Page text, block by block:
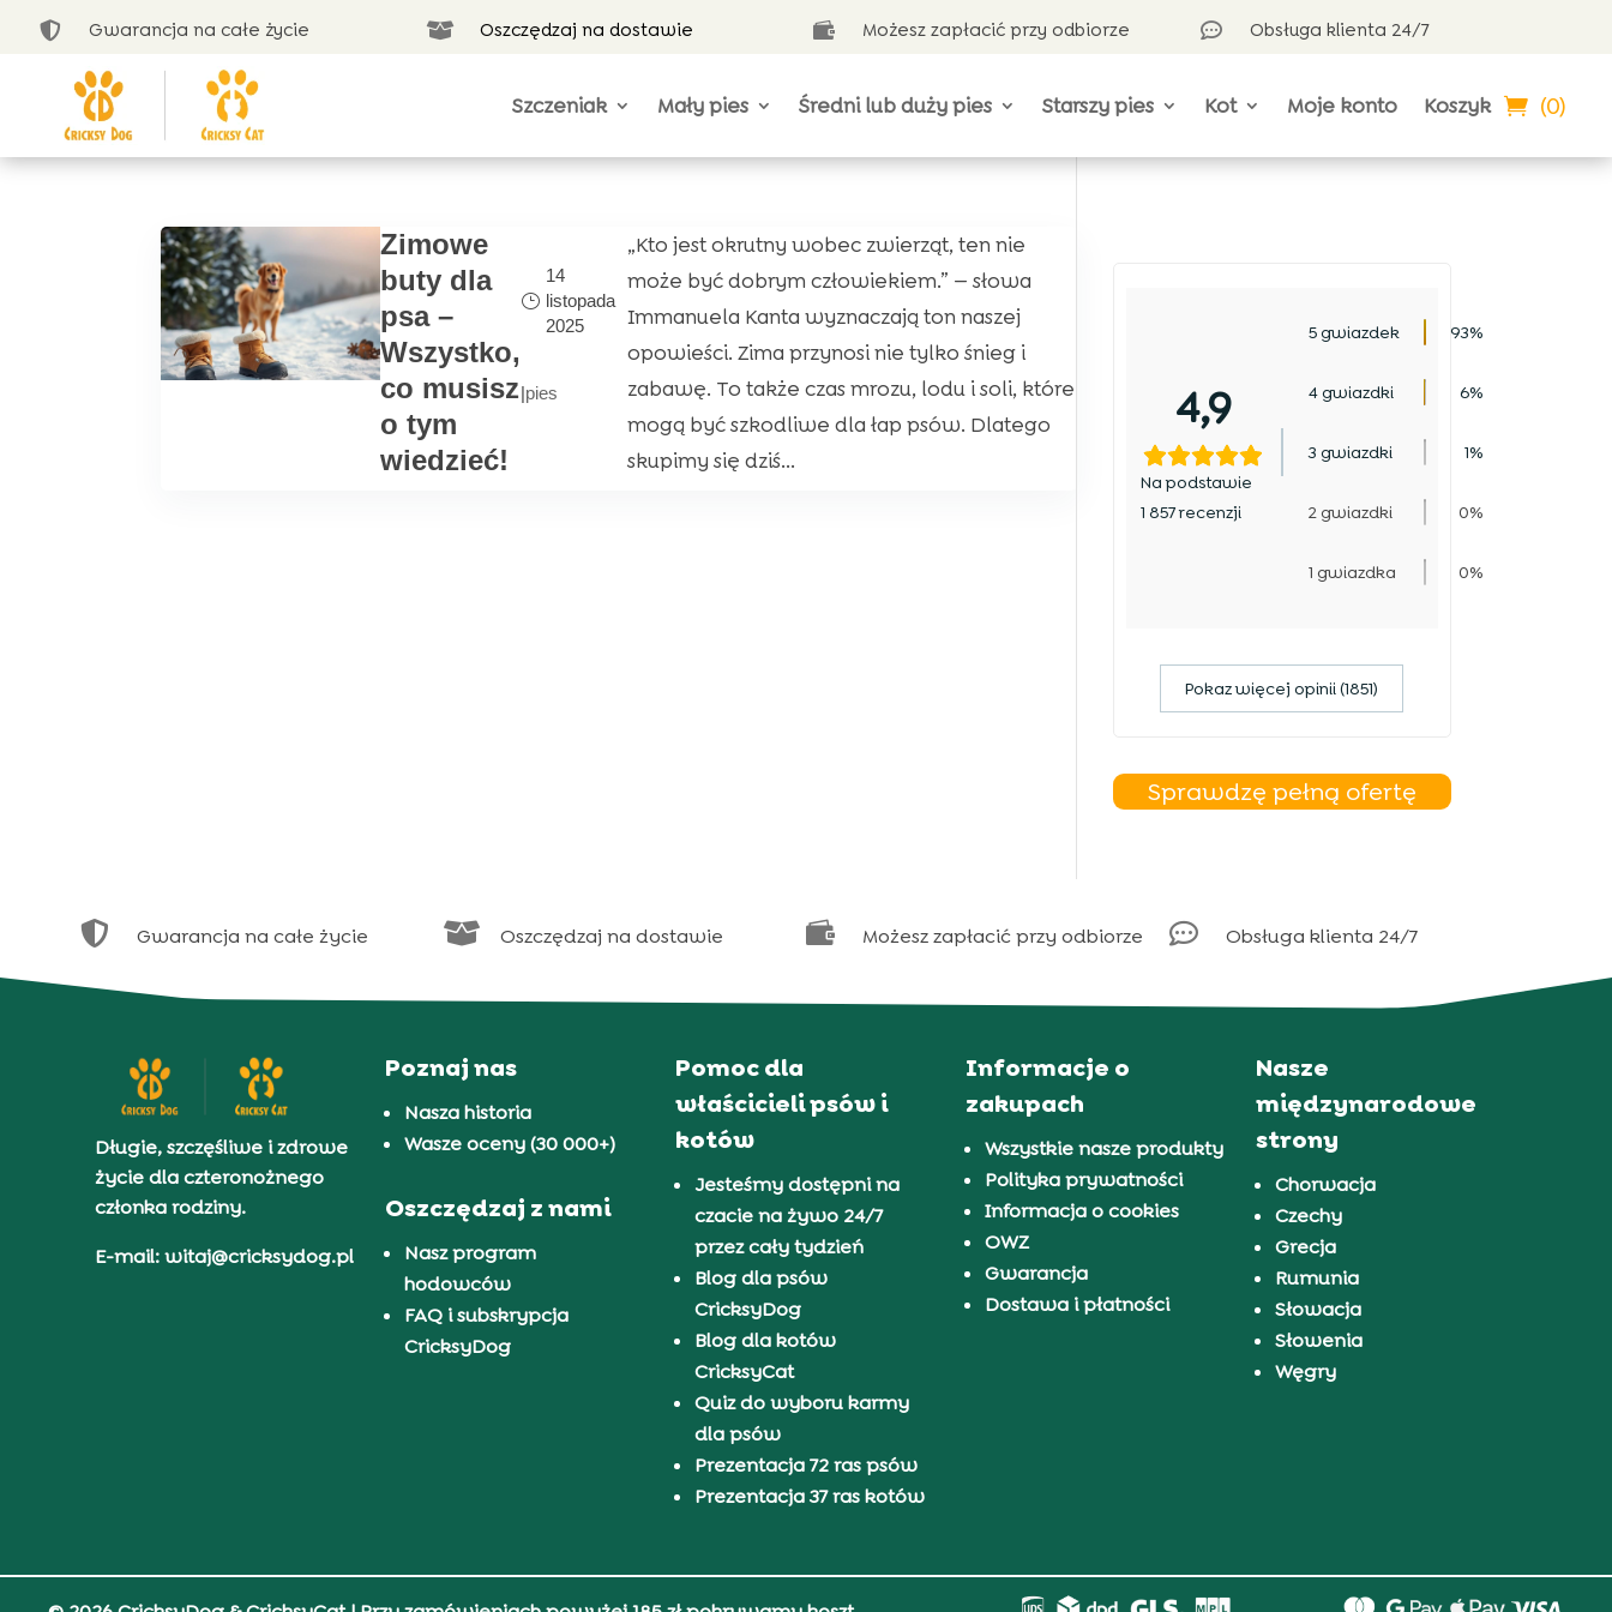
 Gwarancja na całe życie  Oszczędzaj na dostawie  Możesz zapłacić przy odbiorze  Obsługa klienta 24/7
Szczeniak Mały pies Średni lub duży pies Starszy pies Kot Moje konto Koszyk (0)
Zimowe
buty dla
psa –
Wszystko,
co musisz
o tym
wiedzieć!
14
listopada
2025
|pies
„Kto jest okrutny wobec zwierząt, ten nie
może być dobrym człowiekiem.” — słowa
Immanuela Kanta wyznaczają ton naszej
opowieści. Zima przynosi nie tylko śnieg i
zabawę. To także czas mrozu, lodu i soli, które
mogą być szkodliwe dla łap psów. Dlatego
skupimy się dziś...
4,9
Na podstawie
1 857 recenzji
5 gwiazdek 93%
4 gwiazdki 6%
3 gwiazdki 1%
2 gwiazdki 0%
1 gwiazdka 0%
Pokaz więcej opinii (1851)
Sprawdzę pełną ofertę
 Gwarancja na całe życie  Oszczędzaj na dostawie  Możesz zapłacić przy odbiorze  Obsługa klienta 24/7
Długie, szczęśliwe i zdrowe
życie dla czteronożnego
członka rodziny.
E-mail: witaj@cricksydog.pl
Poznaj nas
Nasza historia
Wasze oceny (30 000+)
Oszczędzaj z nami
Nasz program
hodowców
FAQ i subskrypcja
CricksyDog
Pomoc dla
właścicieli psów i
kotów
Jesteśmy dostępni na
czacie na żywo 24/7
przez cały tydzień
Blog dla psów
CricksyDog
Blog dla kotów
CricksyCat
Quiz do wyboru karmy
dla psów
Prezentacja 72 ras psów
Prezentacja 37 ras kotów
Informacje o
zakupach
Wszystkie nasze produkty
Polityka prywatności
Informacja o cookies
OWZ
Gwarancja
Dostawa i płatności
Nasze
międzynarodowe
strony
Chorwacja
Czechy
Grecja
Rumunia
Słowacja
Słowenia
Węgry